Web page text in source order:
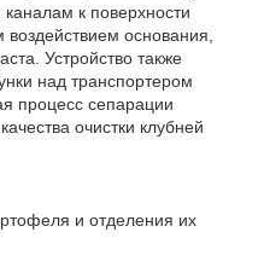
к поверхности
основания,
Устройство также
над транспортером
процесс сепарации
очистки клубней
и отделения их